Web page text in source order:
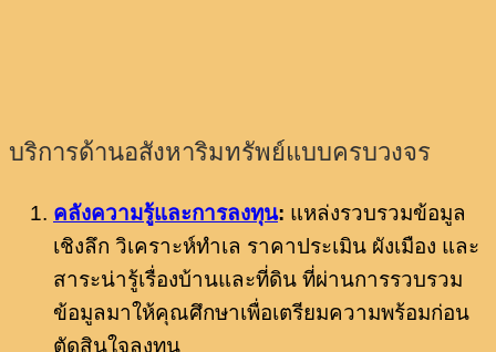
บริการด้านอสังหาริมทรัพย์แบบครบวงจร
คลังความรู้และการลงทุน: แหล่งรวบรวมข้อมูล
เชิงลึก วิเคราะห์ทำเล ราคาประเมิน ผังเมือง และ
สาระน่ารู้เรื่องบ้านและที่ดิน ที่ผ่านการรวบรวม
ข้อมูลมาให้คุณศึกษาเพื่อเตรียมความพร้อมก่อน
ตัดสินใจลงทุน